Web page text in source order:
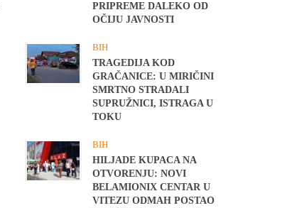
PRIPREME DALEKO OD
OČIJU JAVNOSTI
BIH
TRAGEDIJA KOD
GRAČANICE: U MIRIČINI
SMRTNO STRADALI
SUPRUŽNICI, ISTRAGA U
TOKU
BIH
HILJADE KUPACA NA
OTVORENJU: NOVI
BELAMIONIX CENTAR U
VITEZU ODMAH POSTAO